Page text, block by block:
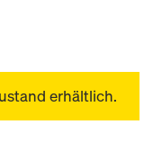
erhältlich.